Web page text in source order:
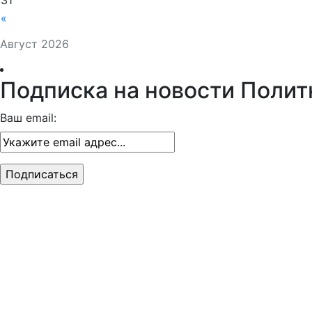
Август 2026
«
Подписка на новости
Ваш email: